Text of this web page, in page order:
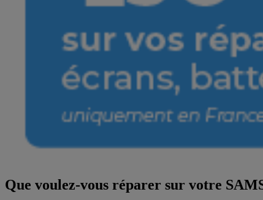
Que voulez-vous réparer sur votre